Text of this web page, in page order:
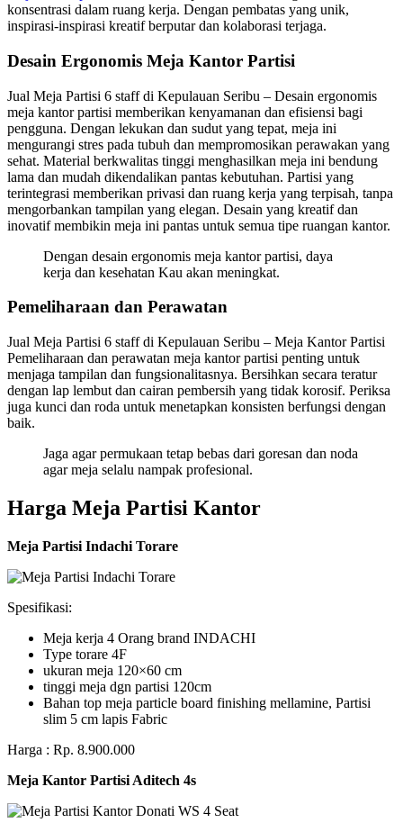
konsentrasi dalam ruang kerja. Dengan pembatas yang unik,
inspirasi-inspirasi kreatif berputar dan kolaborasi terjaga.
Desain Ergonomis Meja Kantor Partisi
Jual Meja Partisi 6 staff di Kepulauan Seribu – Desain ergonomis
meja kantor partisi memberikan kenyamanan dan efisiensi bagi
pengguna. Dengan lekukan dan sudut yang tepat, meja ini
mengurangi stres pada tubuh dan mempromosikan perawakan yang
sehat. Material berkwalitas tinggi menghasilkan meja ini bendung
lama dan mudah dikendalikan pantas kebutuhan. Partisi yang
terintegrasi memberikan privasi dan ruang kerja yang terpisah, tanpa
mengorbankan tampilan yang elegan. Desain yang kreatif dan
inovatif membikin meja ini pantas untuk semua tipe ruangan kantor.
Dengan desain ergonomis meja kantor partisi, daya
kerja dan kesehatan Kau akan meningkat.
Pemeliharaan dan Perawatan
Jual Meja Partisi 6 staff di Kepulauan Seribu – Meja Kantor Partisi
Pemeliharaan dan perawatan meja kantor partisi penting untuk
menjaga tampilan dan fungsionalitasnya. Bersihkan secara teratur
dengan lap lembut dan cairan pembersih yang tidak korosif. Periksa
juga kunci dan roda untuk menetapkan konsisten berfungsi dengan
baik.
Jaga agar permukaan tetap bebas dari goresan dan noda
agar meja selalu nampak profesional.
Harga Meja Partisi Kantor
Meja Partisi Indachi Torare
Spesifikasi:
Meja kerja 4 Orang brand INDACHI
Type torare 4F
ukuran meja 120×60 cm
tinggi meja dgn partisi 120cm
Bahan top meja particle board finishing mellamine, Partisi
slim 5 cm lapis Fabric
Harga : Rp. 8.900.000
Meja Kantor Partisi Aditech 4s